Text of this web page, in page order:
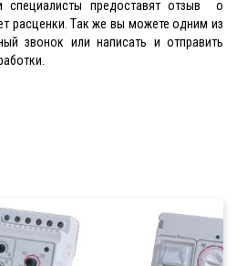
специалисты предоставят отзыв о
расценки. Так же вы можете одним из
звонок или написать и отправить